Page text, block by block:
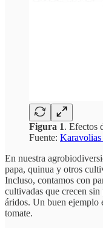
Figura 1. Efectos
Fuente: Karavolias
En nuestra
papa, quinua y otros
Incluso, contamos con
cultivadas que crecen sin
áridos. Un buen ejemplo
tomate.